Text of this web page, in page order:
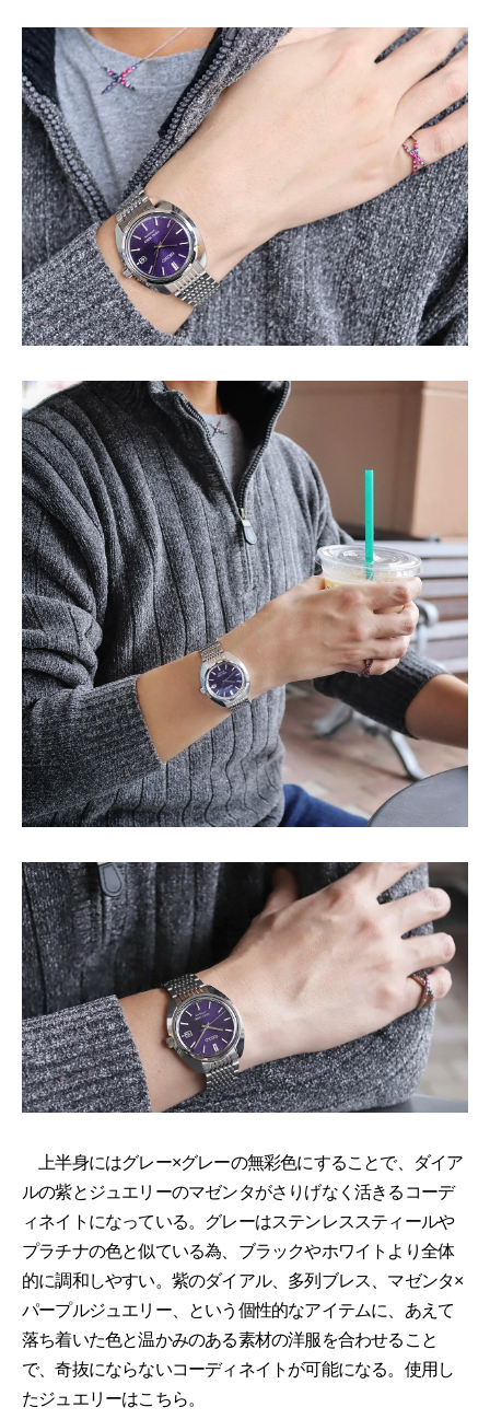
上半身にはグレー×グレーの無彩色にすることで、ダイア
ルの紫とジュエリーのマゼンタがさりげなく活きるコーデ
ィネイトになっている。グレーはステンレススティールや
プラチナの色と似ている為、ブラックやホワイトより全体
的に調和しやすい。紫のダイアル、多列ブレス、マゼンタ×
パープルジュエリー、という個性的なアイテムに、あえて
落ち着いた色と温かみのある素材の洋服を合わせること
で、奇抜にならないコーディネイトが可能になる。使用し
たジュエリーはこちら。